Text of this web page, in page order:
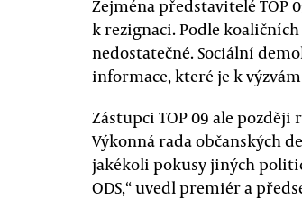
Zejména představitelé TOP
k rezignaci. Podle
nedostatečné. Sociální
informace, které je k
Zástupci TOP 09 ale
Výkonná rada občanských
jakékoli pokusy jiných
ODS,“ uvedl premiér a